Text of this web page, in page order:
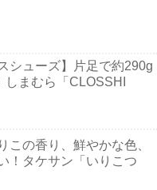
シューズ】片足で約290g
まむら「CLOSSHI
この香り、鮮やかな色、
！タケサン「いりこつ